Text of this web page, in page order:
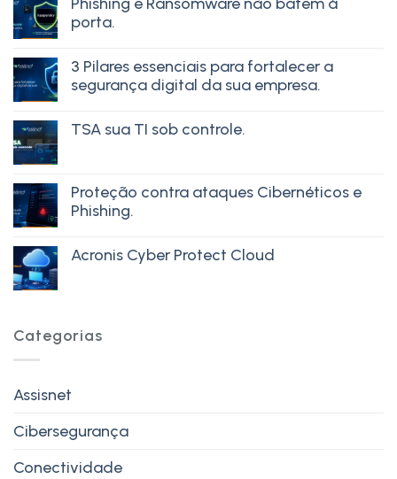
Phishing e Ransomware não batem à
porta.
3 Pilares essenciais para fortalecer a
segurança digital da sua empresa.
TSA sua TI sob controle.
Proteção contra ataques Cibernéticos e
Phishing.
Acronis Cyber Protect Cloud
Categorias
Assisnet
Cibersegurança
Conectividade